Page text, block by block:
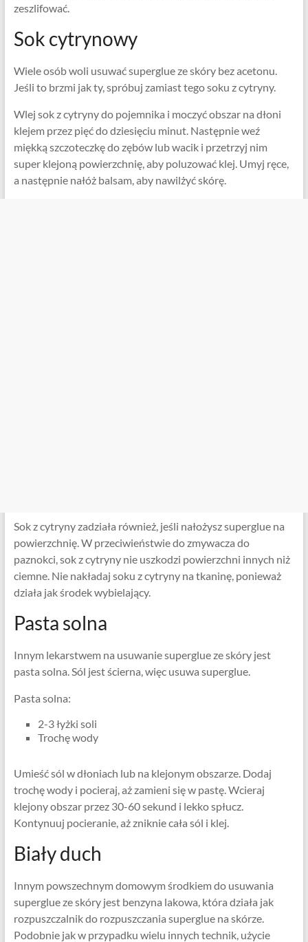
zeszlifować.
Sok cytrynowy
Wiele osób woli usuwać superglue ze skóry bez acetonu.
Jeśli to brzmi jak ty, spróbuj zamiast tego soku z cytryny.
Wlej sok z cytryny do pojemnika i moczyć obszar na dłoni
klejem przez pięć do dziesięciu minut. Następnie weź
miękką szczoteczkę do zębów lub wacik i przetrzyj nim
super klejoną powierzchnię, aby poluzować klej. Umyj ręce,
a następnie nałóż balsam, aby nawilżyć skórę.
Sok z cytryny zadziała również, jeśli nałożysz superglue na
powierzchnię. W przeciwieństwie do zmywacza do
paznokci, sok z cytryny nie uszkodzi powierzchni innych niż
ciemne. Nie nakładaj soku z cytryny na tkaninę, ponieważ
działa jak środek wybielający.
Pasta solna
Innym lekarstwem na usuwanie superglue ze skóry jest
pasta solna. Sól jest ścierna, więc usuwa superglue.
Pasta solna:
2-3 łyżki soli
Trochę wody
Umieść sól w dłoniach lub na klejonym obszarze. Dodaj
trochę wody i pocieraj, aż zamieni się w pastę. Wcieraj
klejony obszar przez 30-60 sekund i lekko spłucz.
Kontynuuj pocieranie, aż zniknie cała sól i klej.
Biały duch
Innym powszechnym domowym środkiem do usuwania
superglue ze skóry jest benzyna lakowa, która działa jak
rozpuszczalnik do rozpuszczania superglue na skórze.
Podobnie jak w przypadku wielu innych technik, użycie